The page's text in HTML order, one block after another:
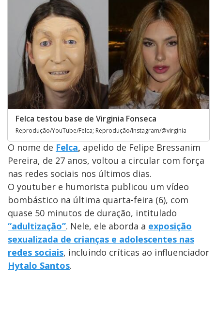
Felca testou base de Virginia Fonseca
Reprodução/YouTube/Felca; Reprodução/Instagram/@virginia
O nome de Felca, apelido de Felipe Bressanim
Pereira, de 27 anos, voltou a circular com força
nas redes sociais nos últimos dias.
O youtuber e humorista publicou um vídeo
bombástico na última quarta-feira (6), com
quase 50 minutos de duração, intitulado
“adultização”. Nele, ele aborda a exposição
sexualizada de crianças e adolescentes nas
redes sociais, incluindo críticas ao influenciador
Hytalo Santos.